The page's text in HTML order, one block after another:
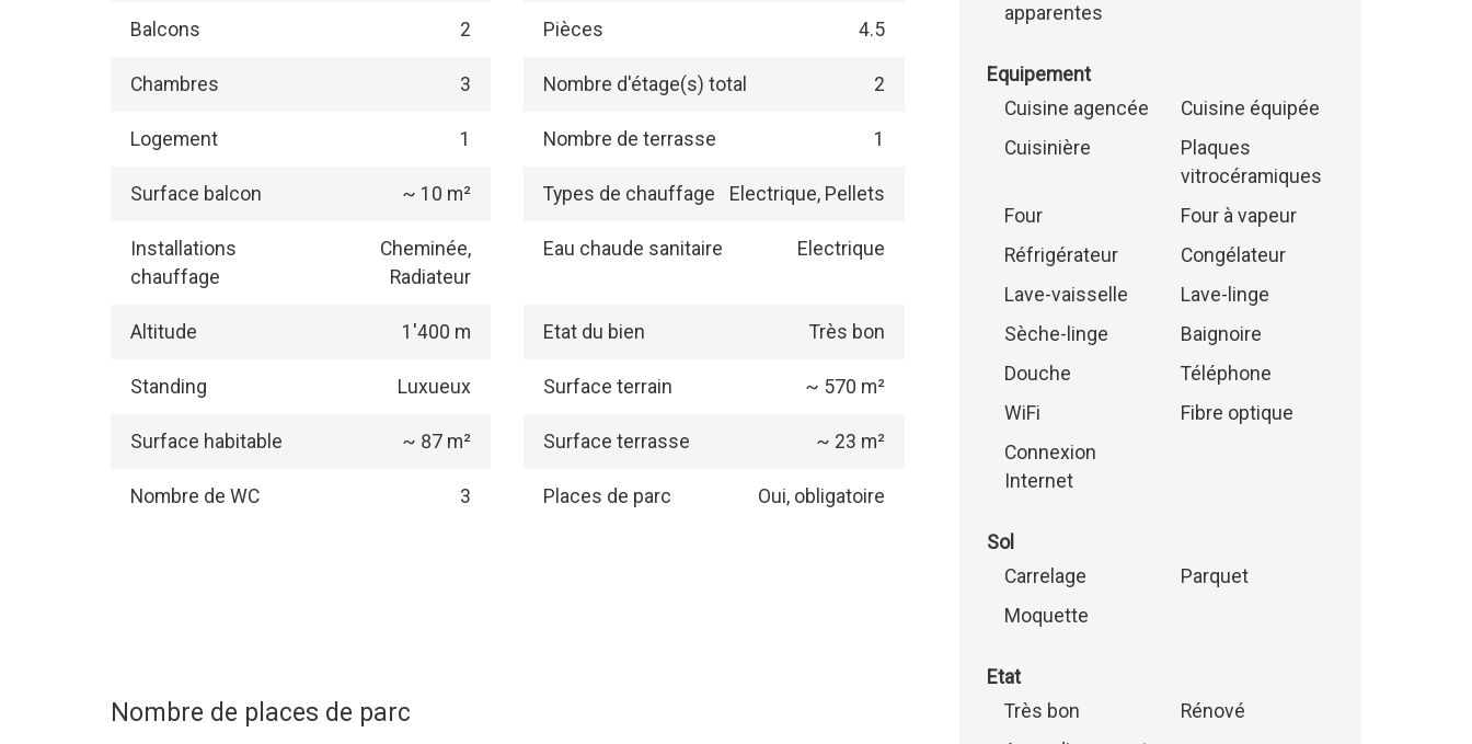
Balcons 2 Pièces 4.5
Chambres 3 Nombre d'étage(s) total 2
Logement 1 Nombre de terrasse 1
Surface balcon ~ 10 m² Types de chauffage Electrique, Pellets
Installations
chauffage
Cheminée,
Radiateur
Eau chaude sanitaire Electrique
Altitude 1'400 m Etat du bien Très bon
Standing Luxueux Surface terrain ~ 570 m²
Surface habitable ~ 87 m² Surface terrasse ~ 23 m²
Nombre de WC 3 Places de parc Oui, obligatoire
Nombre de places de parc
apparentes
Equipement
Cuisine agencée
Cuisine équipée
Cuisinière
Plaques
vitrocéramiques
Four
Four à vapeur
Réfrigérateur
Congélateur
Lave-vaisselle
Lave-linge
Sèche-linge
Baignoire
Douche
Téléphone
WiFi
Fibre optique
Connexion
Internet
Sol
Carrelage
Parquet
Moquette
Etat
Très bon
Rénové